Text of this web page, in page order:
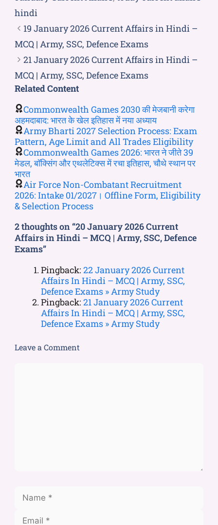
hindi
19 January 2026 Current Affairs in Hindi –
MCQ | Army, SSC, Defence Exams
21 January 2026 Current Affairs in Hindi –
MCQ | Army, SSC, Defence Exams
Related Content
Commonwealth Games 2030 की मेजबानी करेगा
अहमदाबाद: भारत के खेल इतिहास में नया अध्याय
Army Bharti 2027 Selection Process: Exam
Pattern, Age Limit and All Trades Eligibility
Commonwealth Games 2026: भारत ने जीते 39
मेडल, बॉक्सिंग और एथलेटिक्स में रचा इतिहास, चौथे स्थान पर
भारत
Air Force Non-Combatant Recruitment
2026: Intake 01/2027। Offline Form, Eligibility
& Selection Process
2 thoughts on “20 January 2026 Current
Affairs in Hindi – MCQ | Army, SSC, Defence
Exams”
Pingback: 22 January 2026 Current
Affairs In Hindi – MCQ | Army, SSC,
Defence Exams » Army Study
Pingback: 21 January 2026 Current
Affairs In Hindi – MCQ | Army, SSC,
Defence Exams » Army Study
Leave a Comment